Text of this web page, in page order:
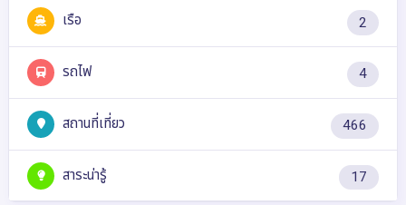
เรือ 2
รถไฟ 4
สถานที่เที่ยว 466
สาระน่ารู้ 17